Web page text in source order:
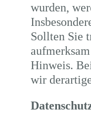
wurden,
Sollten Sie
Hinweis.
wir